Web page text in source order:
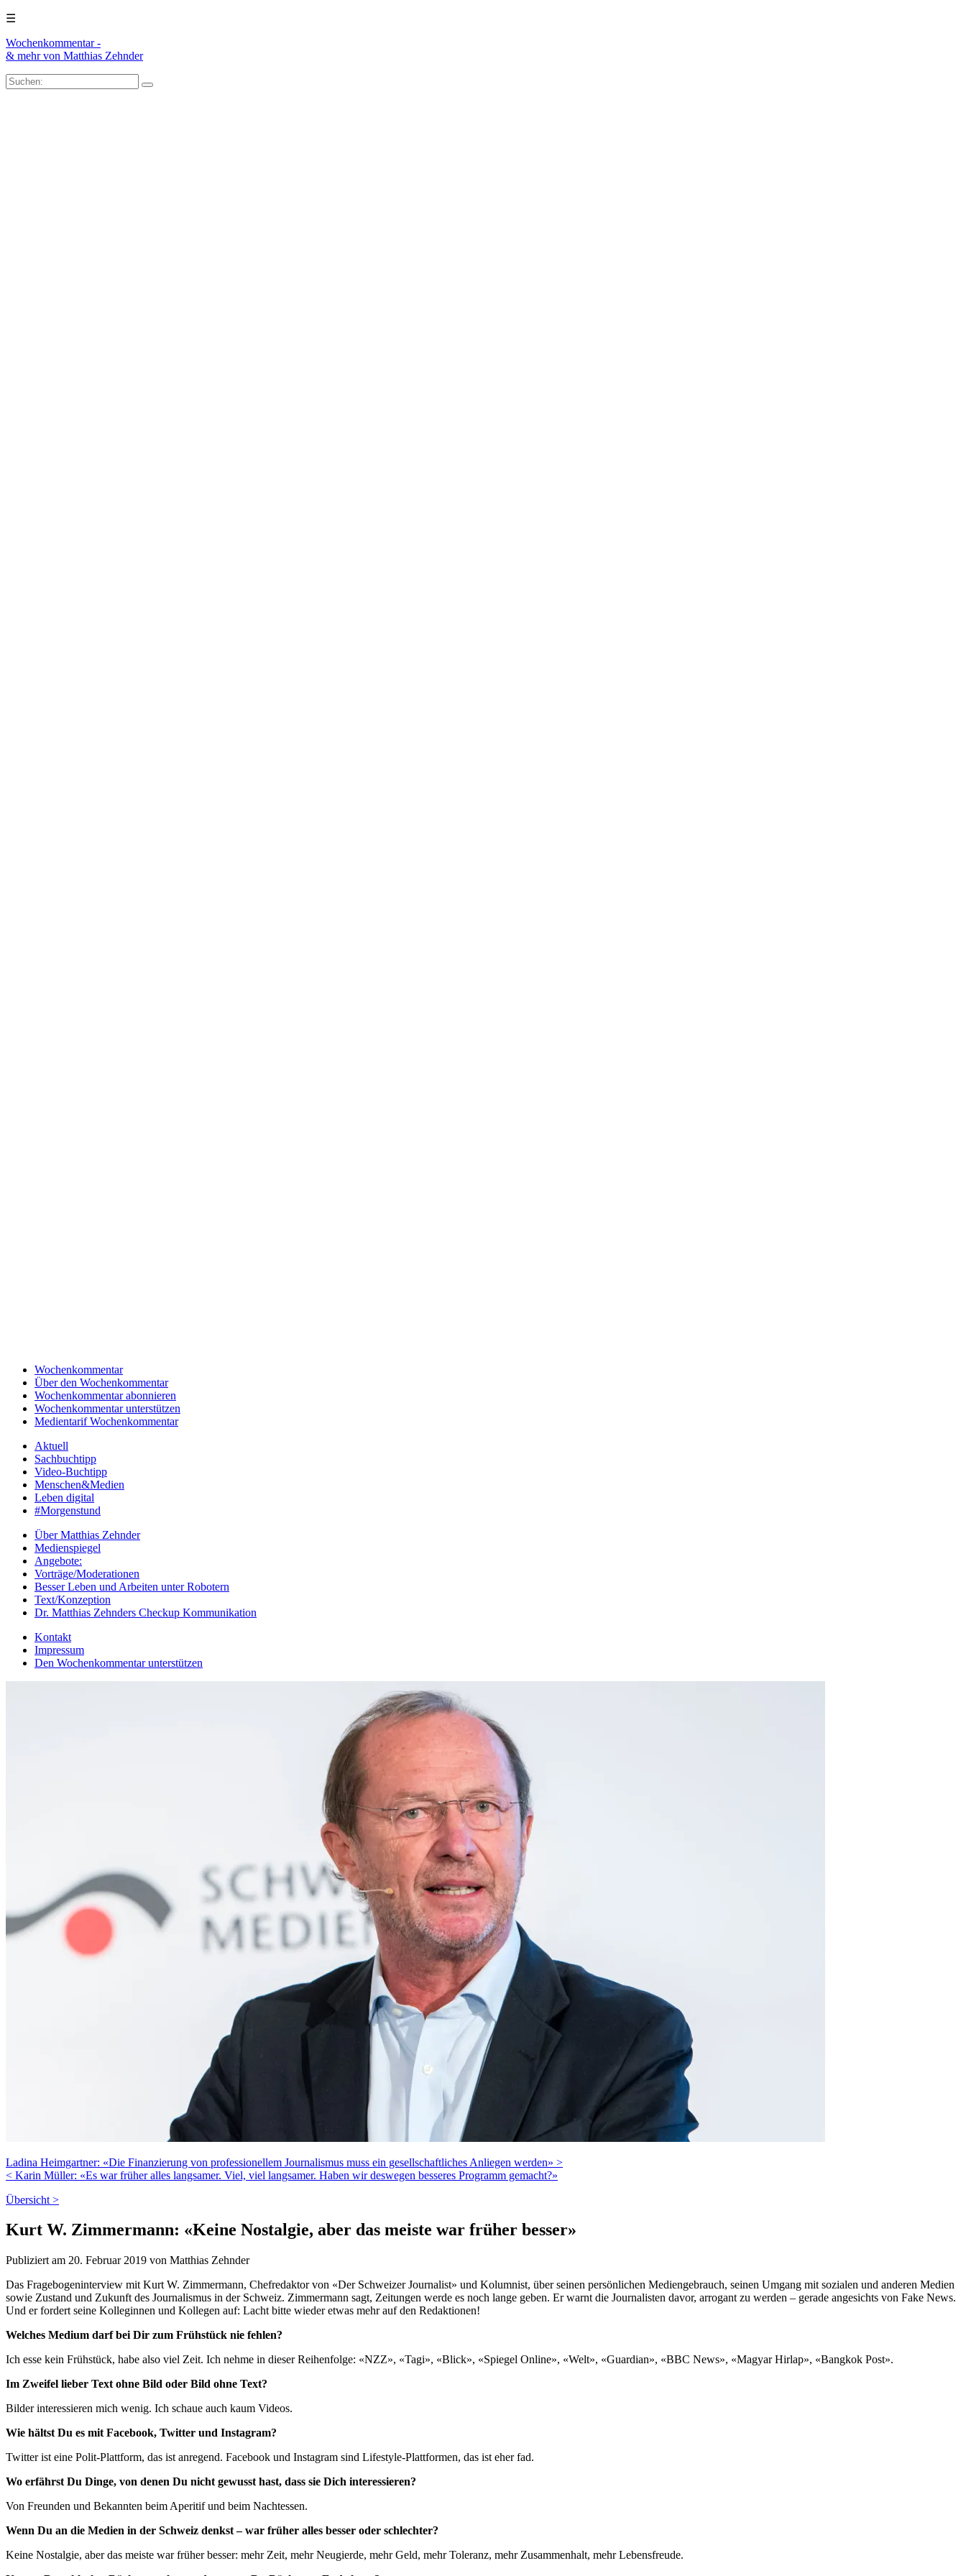
☰
Wochenkommentar -
& mehrvon Matthias Zehnder
Wochenkommentar
Über den Wochenkommentar
Wochenkommentar abonnieren
Wochenkommentar unterstützen
Medientarif Wochenkommentar
Aktuell
Sachbuchtipp
Video-Buchtipp
Menschen&Medien
Leben digital
#Morgenstund
Über Matthias Zehnder
Medienspiegel
Angebote:
Vorträge/Moderationen
Besser Leben und Arbeiten unter Robotern
Text/Konzeption
Dr. Matthias Zehnders Checkup Kommunikation
Kontakt
Impressum
Den Wochenkommentar unterstützen
Ladina Heimgartner: «Die Finanzierung von professionellem Journalismus muss ein gesellschaftliches Anliegen werden» >
< Karin Müller: «Es war früher alles langsamer. Viel, viel langsamer. Haben wir deswegen besseres Programm gemacht?»
Übersicht >
Kurt W. Zimmermann: «Keine Nostalgie, aber das meiste war früher besser»
Publiziert am 20. Februar 2019 von Matthias Zehnder
Das Fragebogeninterview mit Kurt W. Zimmermann, Chefredaktor von «Der Schweizer Journalist» und Kolumnist, über seinen persönlichen Mediengebrauch, seinen Umgang mit sozialen und anderen Medien
sowie Zustand und Zukunft des Journalismus in der Schweiz. Zimmermann sagt, Zeitungen werde es noch lange geben. Er warnt die Journalisten davor, arrogant zu werden – gerade angesichts von Fake News.
Und er fordert seine Kolleginnen und Kollegen auf: Lacht bitte wieder etwas mehr auf den Redaktionen!
Welches Medium darf bei Dir zum Frühstück nie fehlen?
Ich esse kein Frühstück, habe also viel Zeit. Ich nehme in dieser Reihenfolge: «NZZ», «Tagi», «Blick», «Spiegel Online», «Welt», «Guardian», «BBC News», «Magyar Hirlap», «Bangkok Post».
Im Zweifel lieber Text ohne Bild oder Bild ohne Text?
Bilder interessieren mich wenig. Ich schaue auch kaum Videos.
Wie hältst Du es mit Facebook, Twitter und Instagram?
Twitter ist eine Polit-Plattform, das ist anregend. Facebook und Instagram sind Lifestyle-Plattformen, das ist eher fad.
Wo erfährst Du Dinge, von denen Du nicht gewusst hast, dass sie Dich interessieren?
Von Freunden und Bekannten beim Aperitif und beim Nachtessen.
Wenn Du an die Medien in der Schweiz denkst – war früher alles besser oder schlechter?
Keine Nostalgie, aber das meiste war früher besser: mehr Zeit, mehr Neugierde, mehr Geld, mehr Toleranz, mehr Zusammenhalt, mehr Lebensfreude.